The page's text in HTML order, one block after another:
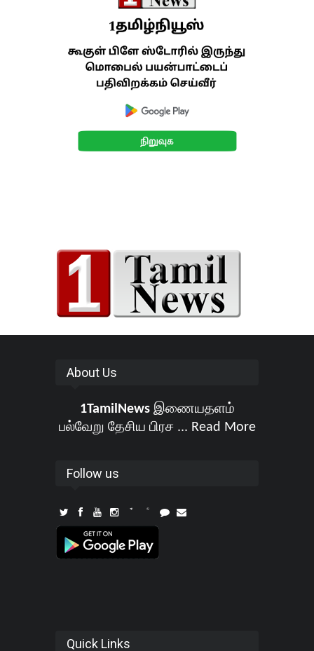
About Us
1TamilNewsஇணையதளம்
பல்வேறு தேசிய பிரச ... Read More
Follow us
Quick Links